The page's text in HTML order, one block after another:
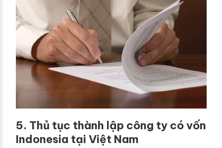
5. Thủ tục thành lập công ty có vốn
Indonesia tại Việt Nam